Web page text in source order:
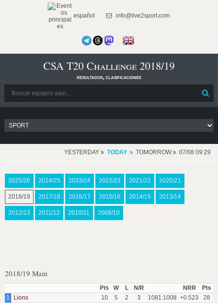
español info@live2sport.com
CSA T20 Challenge 2018/19
resultados, clasificaciones
YESTERDAY TODAY TOMORROW 07/08 09:29
2025/26 2024/25 2023/24 2022/23 2021/22 2020/21
2018/19 2017/18 2016/17 2015/16 2014/15 2013/14
2012/13 2011/12 2010/11 2009/10
2018/19 Main
Pts W L N/R NRR
Pts
1
Lions 10 5 2 3 1081:1008 +0.523
28